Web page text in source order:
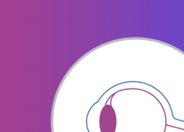
How do I get rid of dry eyes?